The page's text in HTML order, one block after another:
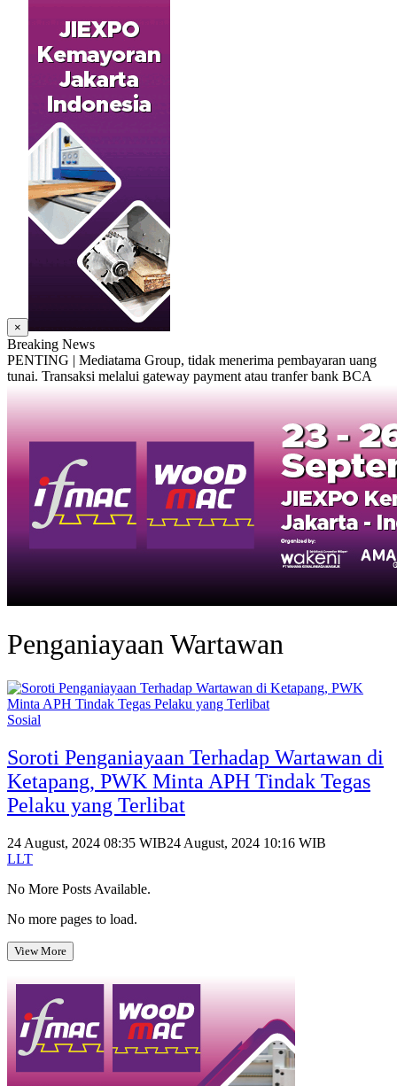
×
Breaking News
PENTING | Mediatama Group, tidak menerima pembayaran uang
tunai. Transaksi melalui gateway payment atau tranfer bank BCA
Penganiayaan Wartawan
Sosial
Soroti Penganiayaan Terhadap Wartawan di
Ketapang, PWK Minta APH Tindak Tegas
Pelaku yang Terlibat
24 August, 2024 08:35 WIB24 August, 2024 10:16 WIB
LLT
No More Posts Available.
No more pages to load.
View More